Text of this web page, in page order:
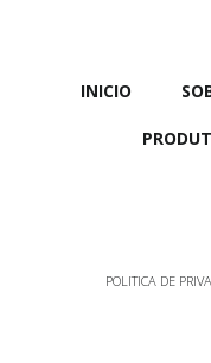
INICIO
POLITICA DE